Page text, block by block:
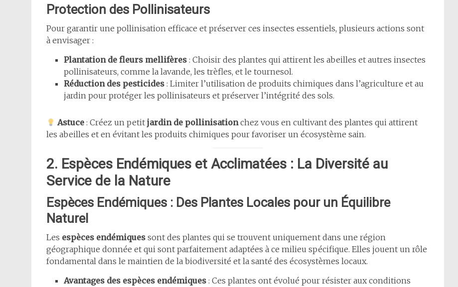
Protection des Pollinisateurs
Pour garantir une pollinisation efficace et préserver ces insectes essentiels, plusieurs actions sont
à envisager :
Plantation de fleurs mellifères : Choisir des plantes qui attirent les abeilles et autres insectes
pollinisateurs, comme la lavande, les trèfles, et le tournesol.
Réduction des pesticides : Limiter l’utilisation de produits chimiques dans l’agriculture et au
jardin pour protéger les pollinisateurs et préserver l’intégrité des sols.
Astuce : Créez un petitjardin de pollinisationchez vous en cultivant des plantes qui attirent
les abeilles et en évitant les produits chimiques pour favoriser un écosystème sain.
2. Espèces Endémiques et Acclimatées : La Diversité au
Service de la Nature
Espèces Endémiques : Des Plantes Locales pour un Équilibre
Naturel
Les espèces endémiques sont des plantes qui se trouvent uniquement dans une région
géographique donnée et qui sont parfaitement adaptées à ce milieu spécifique. Elles jouent un rôle
fondamental dans le maintien de la biodiversité et la santé des écosystèmes locaux.
Avantages des espèces endémiques : Ces plantes ont évolué pour résister aux conditions